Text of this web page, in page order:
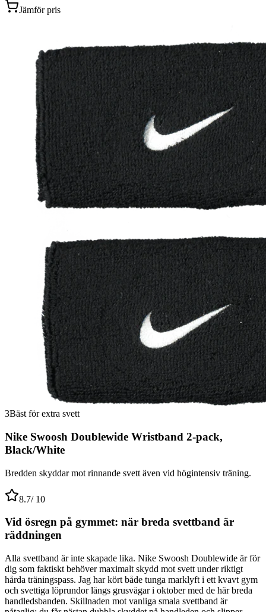
Jämför pris
3Bäst för extra svett
Nike Swoosh Doublewide Wristband 2-pack,
Black/White
Bredden skyddar mot rinnande svett även vid högintensiv träning.
8.7/ 10
Vid ösregn på gymmet: när breda svettband är
räddningen
Alla svettband är inte skapade lika. Nike Swoosh Doublewide är för
dig som faktiskt behöver maximalt skydd mot svett under riktigt
hårda träningspass. Jag har kört både tunga marklyft i ett kvavt gym
och svettiga löprundor längs grusvägar i oktober med de här breda
handledsbanden. Skillnaden mot vanliga smala svettband är